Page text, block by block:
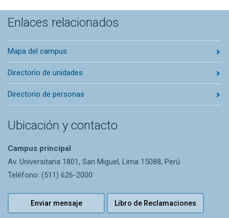
Enlaces relacionados
Mapa del campus
Directorio de unidades
Directorio de personas
Ubicación y contacto
Campus principal
Av. Universitaria 1801, San Miguel, Lima 15088, Perú
Teléfono: (511) 626-2000
Enviar mensaje Libro de Reclamaciones